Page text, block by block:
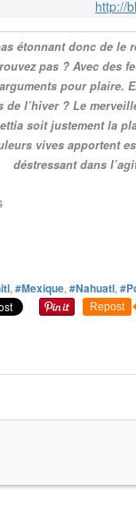
http://
étonnant donc de le
pas ? Avec des
pour plaire.
de l’hiver ? Le
soit justement la
vives apportent
déstressant dans
, #Mexique, #Nahuatl,
Repost